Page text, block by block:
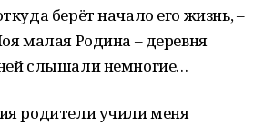
берёт начало его жизнь, –
малая Родина – деревня
слышали немногие…
родители учили меня